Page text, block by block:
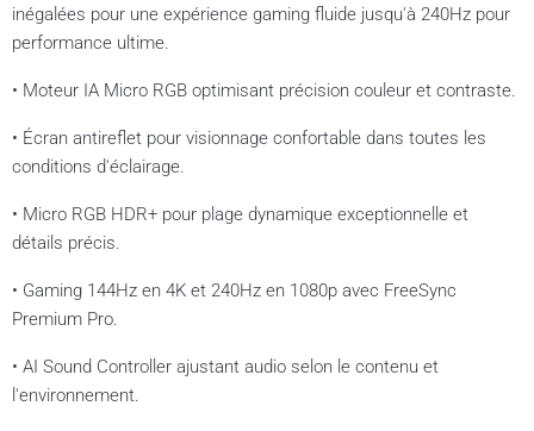
inégalées pour une expérience gaming fluide jusqu'à 240Hz pour
performance ultime.
• Moteur IA Micro RGB optimisant précision couleur et contraste.
• Écran antireflet pour visionnage confortable dans toutes les
conditions d'éclairage.
• Micro RGB HDR+ pour plage dynamique exceptionnelle et
détails précis.
• Gaming 144Hz en 4K et 240Hz en 1080p avec FreeSync
Premium Pro.
• AI Sound Controller ajustant audio selon le contenu et
l'environnement.